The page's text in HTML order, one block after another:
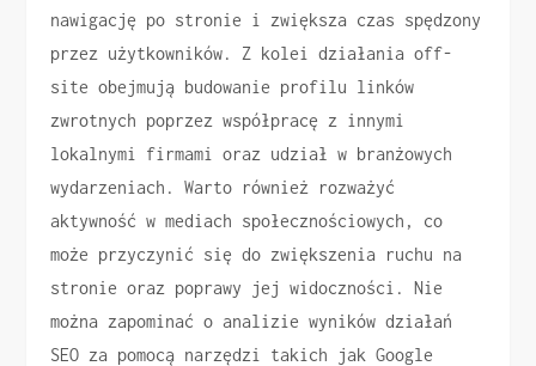
nawigację po stronie i zwiększa czas spędzony
przez użytkowników. Z kolei działania off-
site obejmują budowanie profilu linków
zwrotnych poprzez współpracę z innymi
lokalnymi firmami oraz udział w branżowych
wydarzeniach. Warto również rozważyć
aktywność w mediach społecznościowych, co
może przyczynić się do zwiększenia ruchu na
stronie oraz poprawy jej widoczności. Nie
można zapominać o analizie wyników działań
SEO za pomocą narzędzi takich jak Google